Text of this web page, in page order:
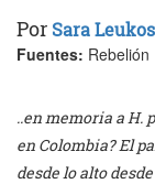
Por Sara Leukos
Fuentes: Rebelión
..en memoria a H.
en Colombia? El
desde lo alto